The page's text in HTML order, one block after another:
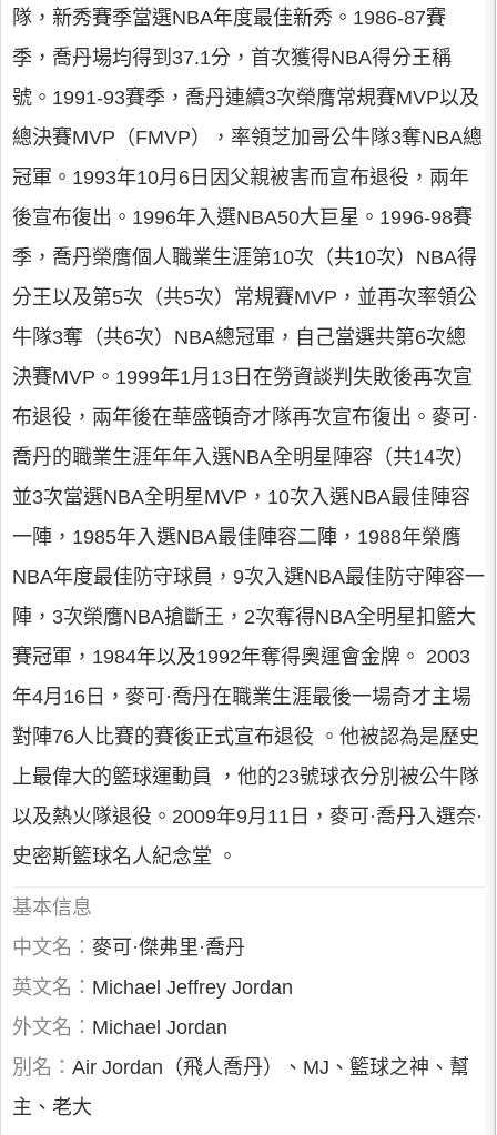
隊，新秀賽季當選NBA年度最佳新秀。1986-87賽
季，喬丹場均得到37.1分，首次獲得NBA得分王稱
號。1991-93賽季，喬丹連續3次榮膺常規賽MVP以及
總決賽MVP（FMVP），率領芝加哥公牛隊3奪NBA總
冠軍。1993年10月6日因父親被害而宣布退役，兩年
後宣布復出。1996年入選NBA50大巨星。1996-98賽
季，喬丹榮膺個人職業生涯第10次（共10次）NBA得
分王以及第5次（共5次）常規賽MVP，並再次率領公
牛隊3奪（共6次）NBA總冠軍，自己當選共第6次總
決賽MVP。1999年1月13日在勞資談判失敗後再次宣
布退役，兩年後在華盛頓奇才隊再次宣布復出。麥可·
喬丹的職業生涯年年入選NBA全明星陣容（共14次）
並3次當選NBA全明星MVP，10次入選NBA最佳陣容
一陣，1985年入選NBA最佳陣容二陣，1988年榮膺
NBA年度最佳防守球員，9次入選NBA最佳防守陣容一
陣，3次榮膺NBA搶斷王，2次奪得NBA全明星扣籃大
賽冠軍，1984年以及1992年奪得奧運會金牌。 2003
年4月16日，麥可·喬丹在職業生涯最後一場奇才主場
對陣76人比賽的賽後正式宣布退役 。他被認為是歷史
上最偉大的籃球運動員 ，他的23號球衣分別被公牛隊
以及熱火隊退役。2009年9月11日，麥可·喬丹入選奈·
史密斯籃球名人紀念堂 。
基本信息
中文名： 麥可·傑弗里·喬丹
英文名： Michael Jeffrey Jordan
外文名： Michael Jordan
別名： Air Jordan（飛人喬丹）、MJ、籃球之神、幫
主、老大